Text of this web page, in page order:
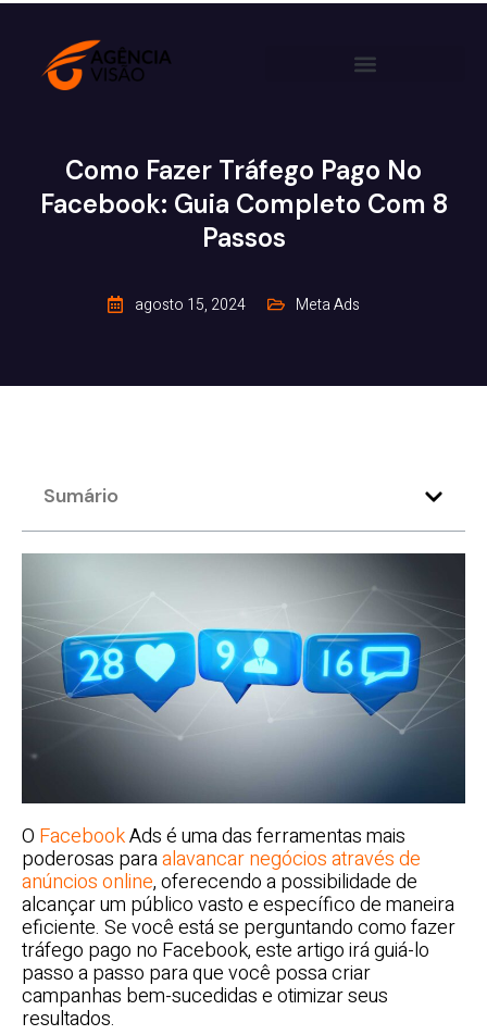
Como Fazer Tráfego Pago No
Facebook: Guia Completo Com 8
Passos
agosto 15, 2024 Meta Ads
Sumário
O FacebookAds é uma das ferramentas mais
poderosas paraalavancar negócios através de
anúncios online, oferecendo a possibilidade de
alcançar um público vasto e específico de maneira
eficiente. Se você está se perguntando como fazer
tráfego pago no Facebook, este artigo irá guiá-lo
passo a passo para que você possa criar
campanhas bem-sucedidas e otimizar seus
resultados.